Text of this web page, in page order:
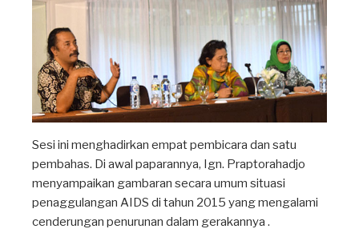
Sesi ini menghadirkan empat pembicara dan satu
pembahas. Di awal paparannya, Ign. Praptorahadjo
menyampaikan gambaran secara umum situasi
penaggulangan AIDS di tahun 2015 yang mengalami
cenderungan penurunan dalam gerakannya .